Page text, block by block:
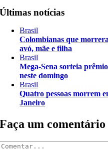
Últimas notícias
Brasil
Colombianas que
avó, mãe e filha
Brasil
Mega-Sena sorteia
neste domingo
Brasil
Quatro pessoas morrem
Janeiro
Faça um comentário